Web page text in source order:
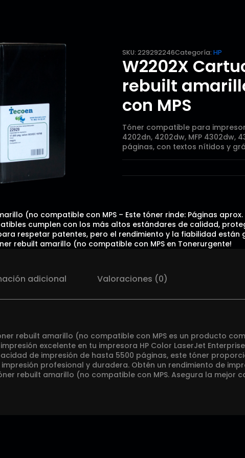
SKU: 229292246Categoría: HP
W2202X
rebuilt
con MPS
Tóner compatible para
4202dn, 4202dw, MFP 4302dw,
páginas, con textos nítidos y
(no compatible con MPS – Este tóner rinde: Páginas aprox.
cumplen con los más altos estándares de calidad,
respetar patentes, pero el rendimiento y la fiabilidad están
rebuilt amarillo (no compatible con MPS en Tonerurgente!
adicional Valoraciones (0)
rebuilt amarillo (no compatible con MPS es un producto
excelente en tu impresora HP Color LaserJet
de impresión de hasta 5500 páginas, este tóner
profesional y duradera. Obtén un rendimiento de
rebuilt amarillo (no compatible con MPS. Asegura la mejor